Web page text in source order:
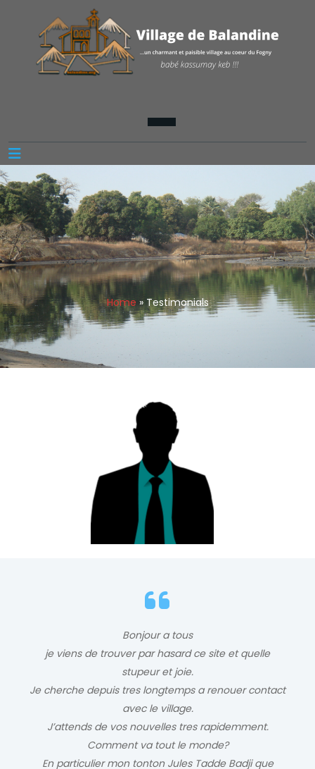
Home »Testimonials
Bonjour a tous
je viens de trouver par hasard ce site et quelle
stupeur et joie.
Je cherche depuis tres longtemps a renouer contact
avec le village.
J’attends de vos nouvelles tres rapidemment.
Comment va tout le monde?
En particulier mon tonton Jules Tadde Badji que